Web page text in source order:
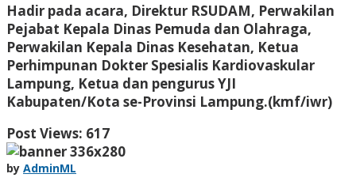
Hadir pada acara, Direktur RSUDAM, Perwakilan
Pejabat Kepala Dinas Pemuda dan Olahraga,
Perwakilan Kepala Dinas Kesehatan, Ketua
Perhimpunan Dokter Spesialis Kardiovaskular
Lampung, Ketua dan pengurus YJI
Kabupaten/Kota se-Provinsi Lampung.(kmf/iwr)
Post Views: 617
by AdminML